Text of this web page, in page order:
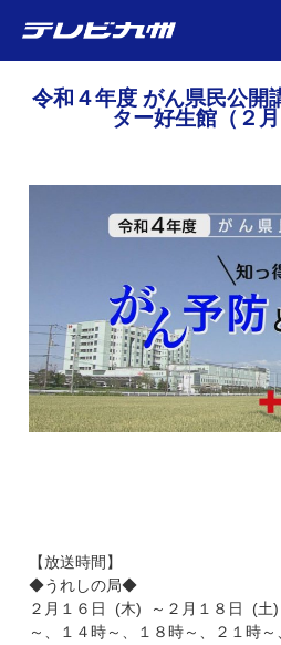
令和４年度 がん県民公開
ター好生館（２月
【放送時間】
◆うれしの局◆
２月１６日 (木) ～２月１８
～、１４時～、１８時～、２１時～